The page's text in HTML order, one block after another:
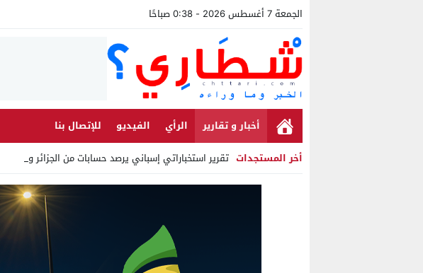
الجمعة 7 أغسطس 2026 - 0:38 صباحًا
أخبار و تقارير الرأي الفيديو
للإتصال بنا
أخر المستجدات تقرير استخباراتي إسباني يرصد حسابات من الجزائر وأرقاما بـ _
Stop